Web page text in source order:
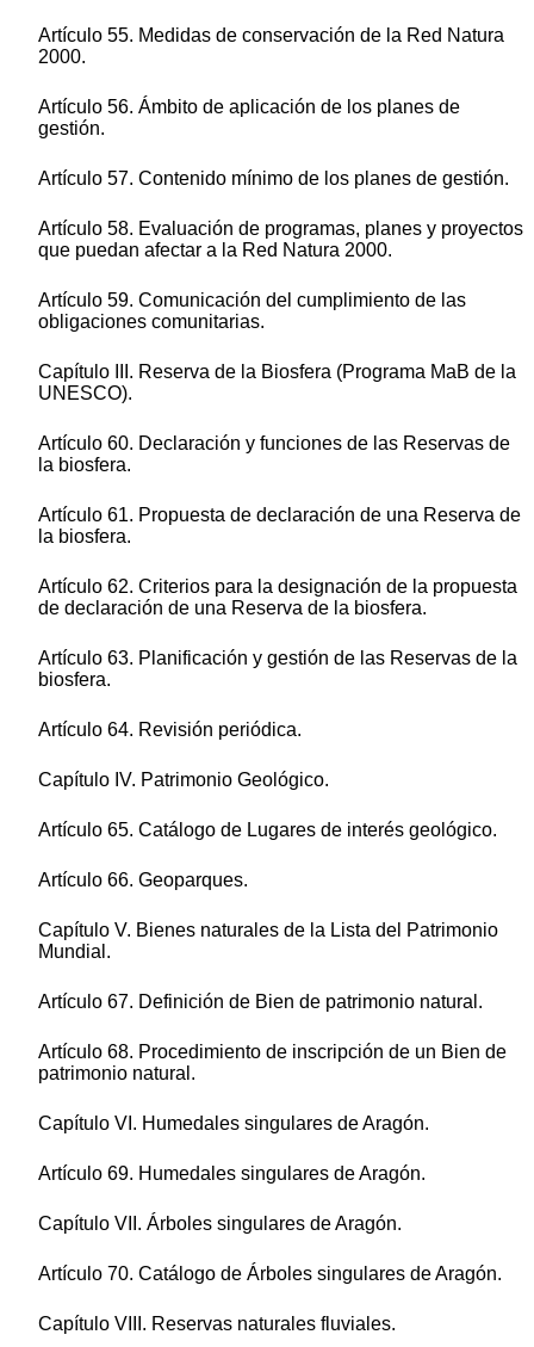
Artículo 55. Medidas de conservación de la Red Natura
2000.
Artículo 56. Ámbito de aplicación de los planes de
gestión.
Artículo 57. Contenido mínimo de los planes de gestión.
Artículo 58. Evaluación de programas, planes y proyectos
que puedan afectar a la Red Natura 2000.
Artículo 59. Comunicación del cumplimiento de las
obligaciones comunitarias.
Capítulo III. Reserva de la Biosfera (Programa MaB de la
UNESCO).
Artículo 60. Declaración y funciones de las Reservas de
la biosfera.
Artículo 61. Propuesta de declaración de una Reserva de
la biosfera.
Artículo 62. Criterios para la designación de la propuesta
de declaración de una Reserva de la biosfera.
Artículo 63. Planificación y gestión de las Reservas de la
biosfera.
Artículo 64. Revisión periódica.
Capítulo IV. Patrimonio Geológico.
Artículo 65. Catálogo de Lugares de interés geológico.
Artículo 66. Geoparques.
Capítulo V. Bienes naturales de la Lista del Patrimonio
Mundial.
Artículo 67. Definición de Bien de patrimonio natural.
Artículo 68. Procedimiento de inscripción de un Bien de
patrimonio natural.
Capítulo VI. Humedales singulares de Aragón.
Artículo 69. Humedales singulares de Aragón.
Capítulo VII. Árboles singulares de Aragón.
Artículo 70. Catálogo de Árboles singulares de Aragón.
Capítulo VIII. Reservas naturales fluviales.